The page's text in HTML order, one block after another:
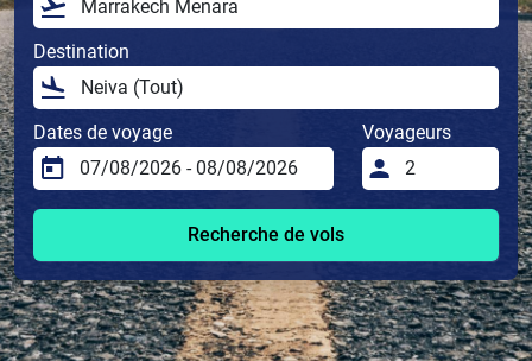
Destination
Dates de voyage Voyageurs
Recherche de vols